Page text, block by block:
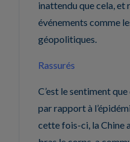
inattendu que cela,
événements comme
géopolitiques.
Rassurés
C’est le sentiment
par rapport à
cette fois-ci, la Chine